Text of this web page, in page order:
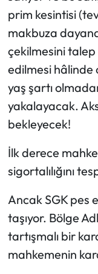
prim kesintisi
makbuza
çekilmesini
edilmesi hâlinde
yaş şartı
yakalayacak.
bekleyecek!
İlk derece
sigortalılığını
Ancak SGK pes
taşıyor. Bölge
tartışmalı bir
mahkemenin